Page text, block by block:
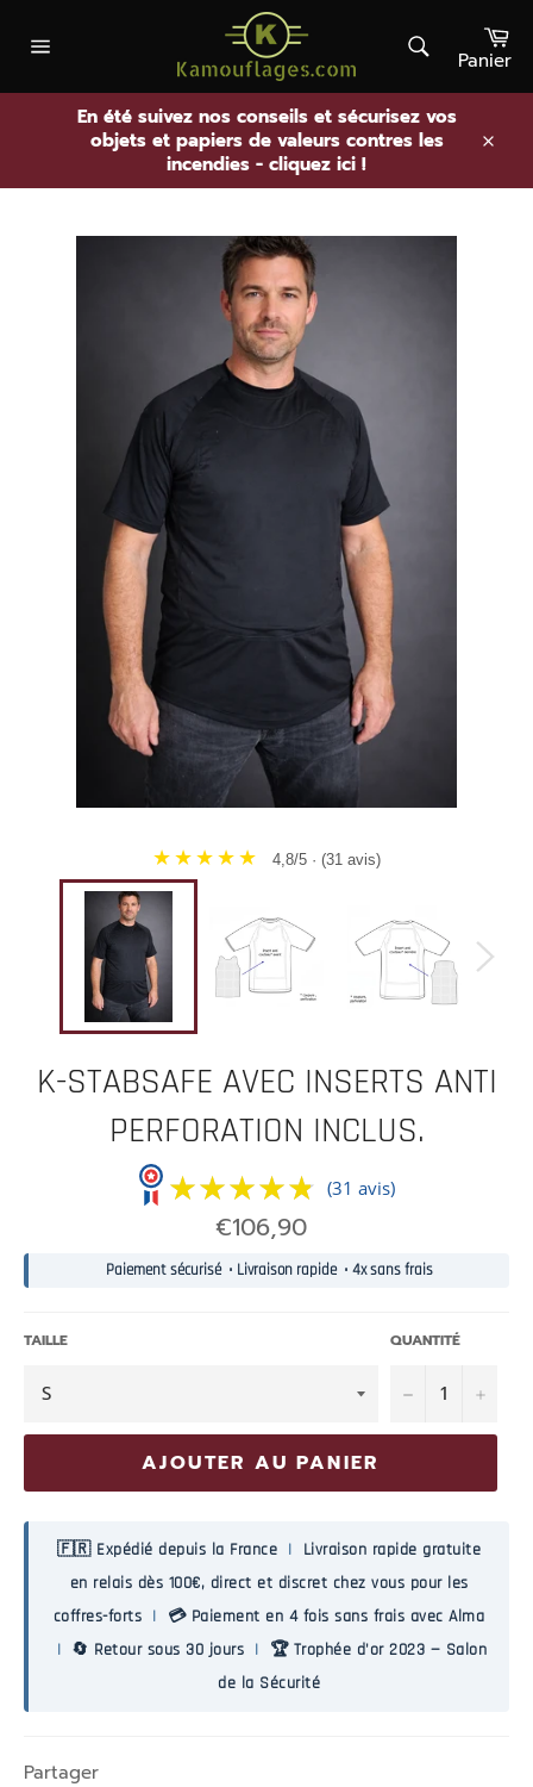
contenu
Rechercher
Panier
En été suivez nos conseils et sécurisez vos
objets et papiers de valeurs contres les
incendies - cliquez ici !
★★★★★ 4,8/5 · (31 avis)
K-STABSAFE AVEC INSERTS ANTI
PERFORATION INCLUS.
★★★★★
★★★★★ (31 avis)
Prix
normal
€106,90
Paiement sécurisé • Livraison rapide • 4x sans frais
TAILLE QUANTITÉ
− +
AJOUTER AU PANIER
🇫🇷 Expédié depuis la France | Livraison rapide gratuite
en relais dès 100€, direct et discret chez vous pour les
coffres-forts | 💳 Paiement en 4 fois sans frais avec Alma
| 🔄 Retour sous 30 jours | 🏆 Trophée d'or 2023 — Salon
de la Sécurité
Partager